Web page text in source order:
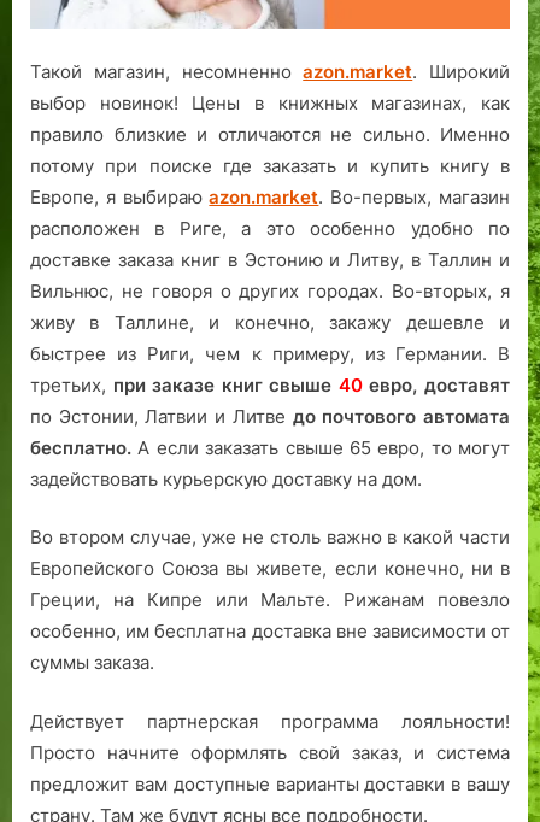
Такой магазин, несомненноazon.market. Широкий
выбор новинок! Цены в книжных магазинах, как
правило близкие и отличаются не сильно. Именно
потому при поиске где заказать и купить книгу в
Европе, я выбираюazon.market. Во-первых, магазин
расположен в Риге, а это особенно удобно по
доставке заказа книг в Эстонию и Литву, в Таллин и
Вильнюс, не говоря о других городах. Во-вторых, я
живу в Таллине, и конечно, закажу дешевле и
быстрее из Риги, чем к примеру, из Германии. В
третьих, при заказе книг свыше 40евро, доставят
по Эстонии, Латвии и Литве до почтового автомата
бесплатно. А если заказать свыше 65 евро, то могут
задействовать курьерскую доставку на дом.
Во втором случае, уже не столь важно в какой части
Европейского Союза вы живете, если конечно, ни в
Греции, на Кипре или Мальте. Рижанам повезло
особенно, им бесплатна доставка вне зависимости от
суммы заказа.
Действует партнерская программа лояльности!
Просто начните оформлять свой заказ, и система
предложит вам доступные варианты доставки в вашу
страну. Там же будут ясны все подробности.